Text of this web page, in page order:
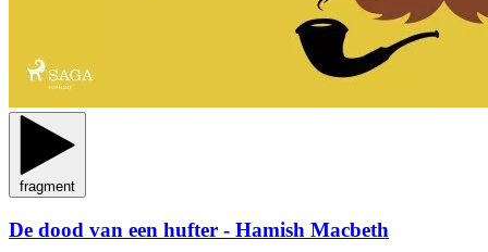
fragment
De dood van een hufter - Hamish Macbeth